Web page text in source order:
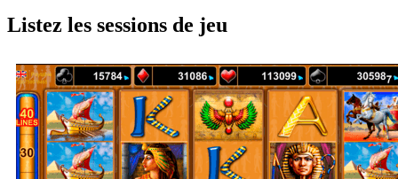
Listez les sessions de jeu